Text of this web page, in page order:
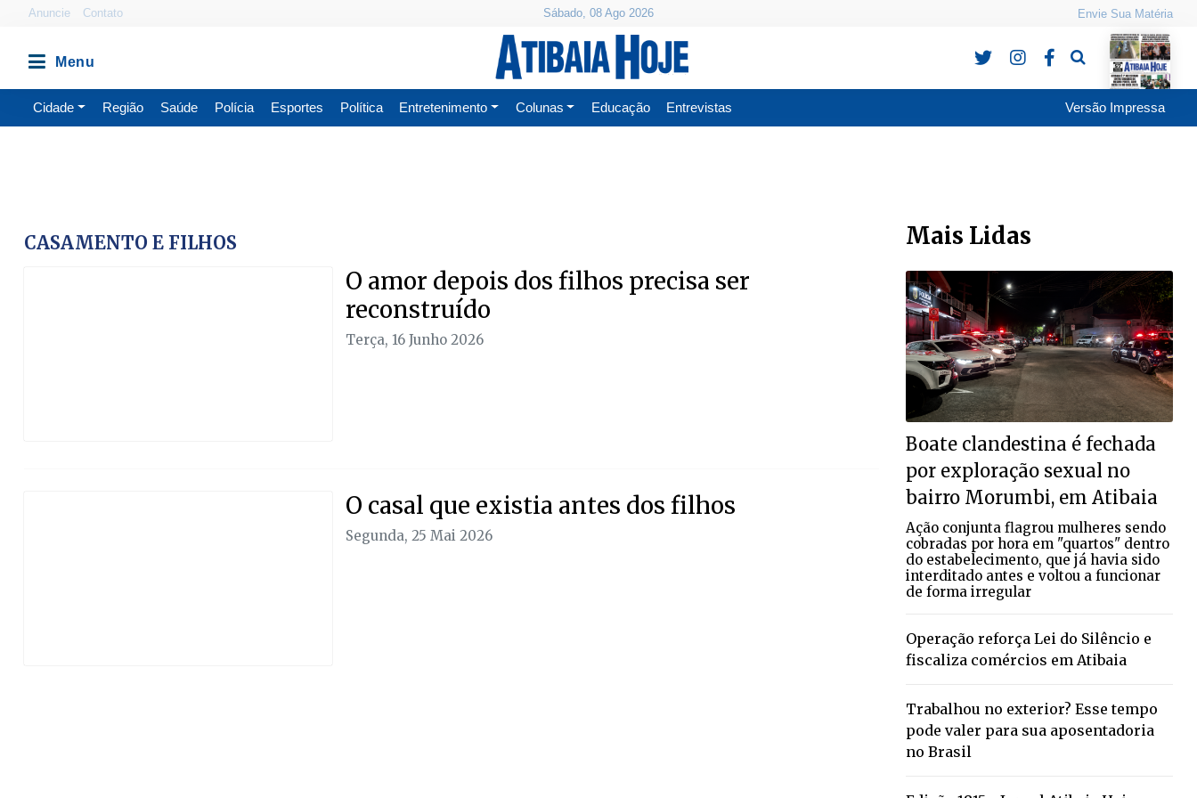
Anuncie Contato Sábado, 08 Ago 2026 Envie Sua Matéria
Pesquisa
Cidade Região Saúde Polícia Esportes Política Entretenimento Colunas Educação Entrevistas Versão Impressa
CASAMENTO E FILHOS
O amor depois dos filhos precisa ser
reconstruído
Terça, 16 Junho 2026
O casal que existia antes dos filhos
Segunda, 25 Mai 2026
Mais Lidas
Boate clandestina é fechada
por exploração sexual no
bairro Morumbi, em Atibaia
Ação conjunta flagrou mulheres sendo
cobradas por hora em "quartos" dentro
do estabelecimento, que já havia sido
interditado antes e voltou a funcionar
de forma irregular
Operação reforça Lei do Silêncio e
fiscaliza comércios em Atibaia
Trabalhou no exterior? Esse tempo
pode valer para sua aposentadoria
no Brasil